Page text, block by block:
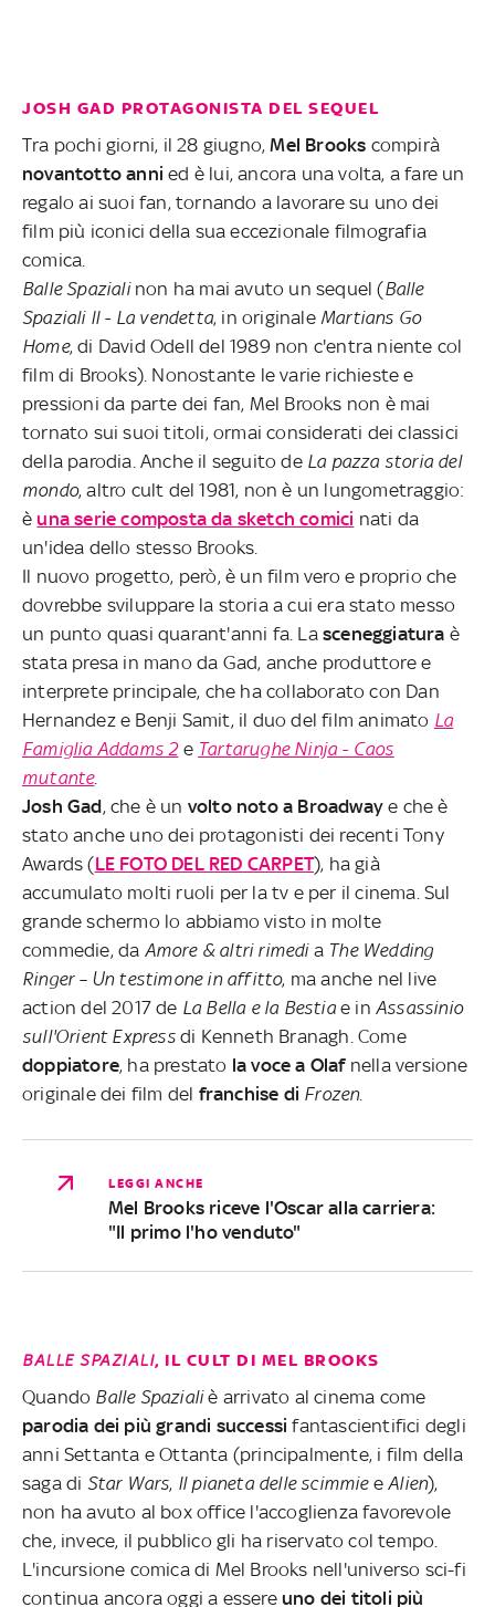
JOSH GAD PROTAGONISTA DEL SEQUEL
Tra pochi giorni, il 28 giugno, Mel Brooks compirà
novantotto anni ed è lui, ancora una volta, a fare un
regalo ai suoi fan, tornando a lavorare su uno dei
film più iconici della sua eccezionale filmografia
comica.
Balle Spazialinon ha mai avuto un sequel (Balle
Spaziali II - La vendetta, in originale Martians Go
Home, di David Odell del 1989 non c'entra niente col
film di Brooks). Nonostante le varie richieste e
pressioni da parte dei fan, Mel Brooks non è mai
tornato sui suoi titoli, ormai considerati dei classici
della parodia. Anche il seguito de La pazza storia del
mondo, altro cult del 1981, non è un lungometraggio:
èuna serie composta da sketch comici nati da
un'idea dello stesso Brooks.
Il nuovo progetto, però, è un film vero e proprio che
dovrebbe sviluppare la storia a cui era stato messo
un punto quasi quarant'anni fa. La sceneggiatura è
stata presa in mano da Gad, anche produttore e
interprete principale, che ha collaborato con Dan
Hernandez e Benji Samit, il duo del film animato La
Famiglia Addams 2e Tartarughe Ninja - Caos
mutante.
Josh Gad, che è un volto noto a Broadwaye che è
stato anche uno dei protagonisti dei recenti Tony
Awards (LE FOTO DEL RED CARPET), ha già
accumulato molti ruoli per la tv e per il cinema. Sul
grande schermo lo abbiamo visto in molte
commedie, da Amore & altri rimedi a The Wedding
Ringer – Un testimone in affitto, ma anche nel live
action del 2017 de La Bella e la Bestiae inAssassinio
sull'Orient Expressdi Kenneth Branagh. Come
doppiatore, ha prestato la voce a Olaf nella versione
originale dei film del franchise di Frozen.
LEGGI ANCHE
Mel Brooks riceve l'Oscar alla carriera:
"Il primo l'ho venduto"
BALLE SPAZIALI, IL CULT DI MEL BROOKS
Quando Balle Spazialiè arrivato al cinema come
parodia dei più grandi successi fantascientifici degli
anni Settanta e Ottanta (principalmente, i film della
saga di Star Wars, Il pianeta delle scimmiee Alien),
non ha avuto al box office l'accoglienza favorevole
che, invece, il pubblico gli ha riservato col tempo.
L'incursione comica di Mel Brooks nell'universo sci-fi
continua ancora oggi a essereuno dei titoli più